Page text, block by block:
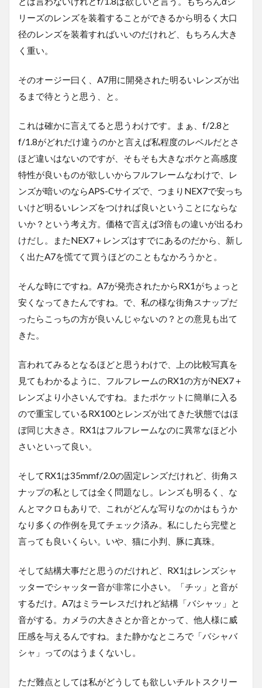
リーズのレンズを装着することができるから明るく大口
径のレンズを装着すればいいのだけれど、もちろん大き
く重い。
そのオージー曰く、A7用に開発された明るいレンズが出
るまで待とうと思う、と。
これは確かに言えてると思うわけです。まぁ、f/2.8と
f/1.8がどれだけ違うのかと言えば私程度のレベルだとさ
ほど違いはないのですが、そもそも大きなボケと高感度
特性が良いものが欲しいからフルフレームなわけで、レ
ンズが暗いのならAPS-Cサイズで、つまりNEX7で安っち
いけど明るいレンズをつければ良いということにならな
いか？という考え方。価格で言えば3倍もの違いが出るわ
けだし。またNEX7＋レンズはすでにあるのだから、新し
く出たA7を慌てて買うほどのこともなかろうかと。
そんな時にですね。A7が発売されたからRX1がちょっと
安くなってきたんですね。で、私の様な街角スナップだ
ったらこっちの方が良いんじゃないの？との意見も出て
きた。
言われてみるとなるほどと思うわけで、上の比較写真を
見てもわかるように、フルフレームのRX1の方がNEX7＋
レンズより小さいんですね。またポケットに簡単に入る
ので重宝しているRX100とレンズが出てきた状態ではほ
ぼ同じ大きさ。RX1はフルフレームなのに異常なほど小
さいといって良い。
そしてRX1は35mmf/2.0の固定レンズだけれど、街角ス
ナップの私としては全く問題なし。レンズも明るく、な
んとマクロもありで、これがどんな写りなのかはもうか
なり多くの作例を見てチェック済み。私にしたら完璧と
言っても良いくらい。いや、猫に小判、豚に真珠。
そして結構大事だと思うのだけれど、RX1はレンズシャ
ッターでシャッター音が非常に小さい。「チッ」と音が
するだけ。A7はミラーレスだけれど結構「バシャッ」と
音がする。カメラの大きさとか音とかって、他人様に威
圧感を与えるんですね。また静かなところで「バシャバ
シャ」ってのはうまくないし。
ただ難点としては私がどうしても欲しいチルトスクリー